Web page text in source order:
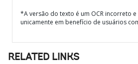
*A versão do texto é um OCR incorreto
unicamente em benefício de usuários
RELATED LINKS